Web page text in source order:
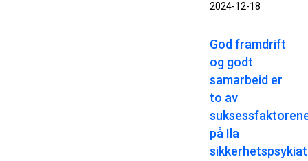
2024-12-18
God framdrift
og godt
samarbeid er
to av
på Ila